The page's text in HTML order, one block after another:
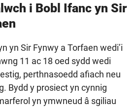
i Bobl Ifanc yn Sir
yn Sir Fynwy a Torfaen wedi’i
11 ac 18 oed sydd wedi
perthnasoedd afiach neu
Bydd y prosiect yn cynnig
yn ymwneud â sgiliau